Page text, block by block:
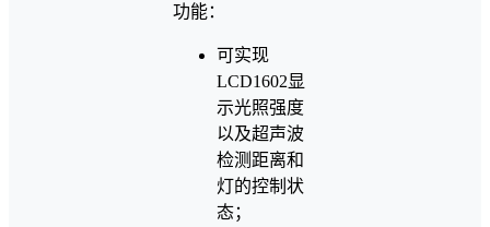
功能：
可实现
LCD1602显
示光照强度
以及超声波
检测距离和
灯的控制状
态；